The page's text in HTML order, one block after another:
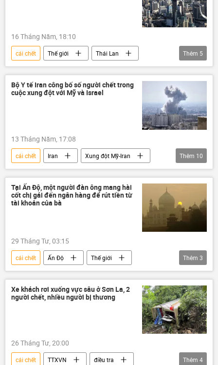
16 Tháng Năm, 18:10
cái chết Thế giới
Thái Lan
Bangkok
xe buýt
tàu hỏa
tai nạn
tai nạn giao thông
Thêm 5
Bộ Y tế Iran công bố số người chết trong
cuộc xung đột với Mỹ và Israel
13 Tháng Năm, 17:08
cái chết Iran
Xung đột Mỹ-Iran
Israel
Chính trị
Donald Trump
Thế giới
xung đột
xung đột quân sự
Pakistan
Trung Đông
Thêm 10
Tại Ấn Độ, một người đàn ông mang hài
cốt chị gái đến ngân hàng để rút tiền từ
tài khoản của bà
29 Tháng Tư, 03:15
cái chết Ấn Độ
Thế giới
chính quyền
điều tra ngân hàng
Thêm 3
Xe khách rơi xuống vực sâu ở Sơn La, 2
người chết, nhiều người bị thương
26 Tháng Tư, 20:00
cái chết TTXVN
điều tra
Thêm 4